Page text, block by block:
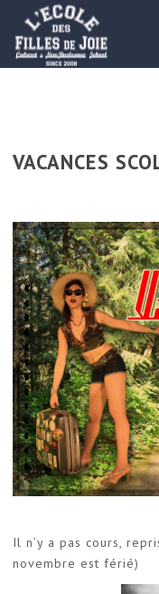
VACANCES
Il n’y a pas cours,
novembre est férié)